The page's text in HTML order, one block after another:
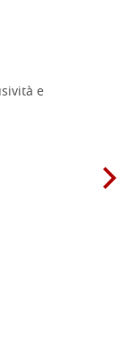
e